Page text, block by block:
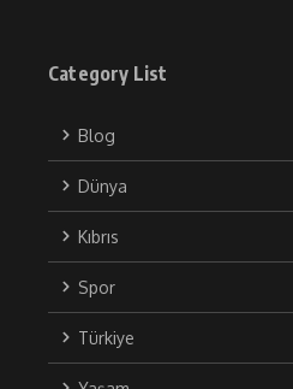
Category List
Blog
Dünya
Kıbrıs
Spor
Türkiye